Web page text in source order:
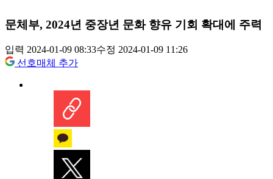
문체부, 2024년 중장년 문화 향유 기회 확대에 주력
입력 2024-01-09 08:33수정 2024-01-09 11:26
선호매체 추가